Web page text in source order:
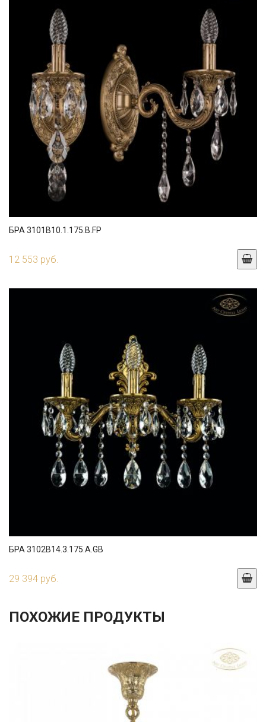
БРА 3101B10.1.175.B.FP
12 553 руб.
БРА 3102B14.3.175.A.GB
29 394 руб.
ПОХОЖИЕ ПРОДУКТЫ